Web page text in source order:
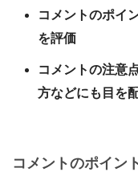
コメントのポイ
を評価
コメントの注意
方などにも目を
コメントのポイン